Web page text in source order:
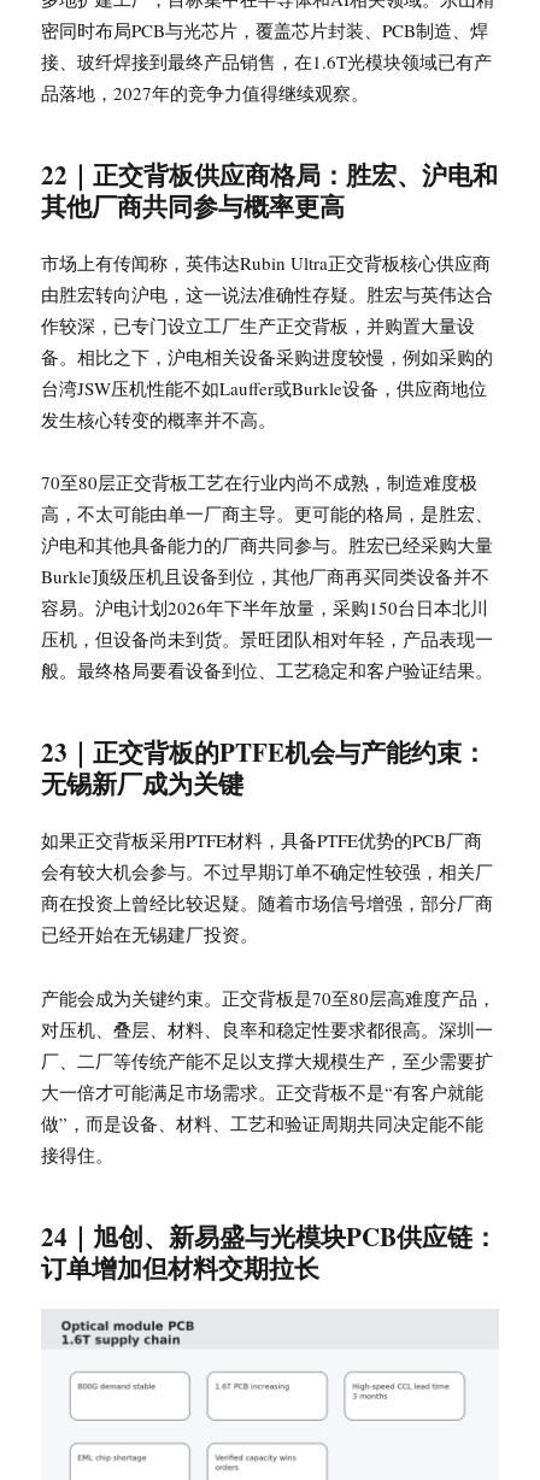
密同时布局PCB与光芯片，覆盖芯片封装、PCB制造、焊
接、玻纤焊接到最终产品销售，在1.6T光模块领域已有产
品落地，2027年的竞争力值得继续观察。
22｜正交背板供应商格局：胜宏、沪电和
其他厂商共同参与概率更高
市场上有传闻称，英伟达Rubin Ultra正交背板核心供应商
由胜宏转向沪电，这一说法准确性存疑。胜宏与英伟达合
作较深，已专门设立工厂生产正交背板，并购置大量设
备。相比之下，沪电相关设备采购进度较慢，例如采购的
台湾JSW压机性能不如Lauffer或Burkle设备，供应商地位
发生核心转变的概率并不高。
70至80层正交背板工艺在行业内尚不成熟，制造难度极
高，不太可能由单一厂商主导。更可能的格局，是胜宏、
沪电和其他具备能力的厂商共同参与。胜宏已经采购大量
Burkle顶级压机且设备到位，其他厂商再买同类设备并不
容易。沪电计划2026年下半年放量，采购150台日本北川
压机，但设备尚未到货。景旺团队相对年轻，产品表现一
般。最终格局要看设备到位、工艺稳定和客户验证结果。
23｜正交背板的PTFE机会与产能约束：
无锡新厂成为关键
如果正交背板采用PTFE材料，具备PTFE优势的PCB厂商
会有较大机会参与。不过早期订单不确定性较强，相关厂
商在投资上曾经比较迟疑。随着市场信号增强，部分厂商
已经开始在无锡建厂投资。
产能会成为关键约束。正交背板是70至80层高难度产品，
对压机、叠层、材料、良率和稳定性要求都很高。深圳一
厂、二厂等传统产能不足以支撑大规模生产，至少需要扩
大一倍才可能满足市场需求。正交背板不是“有客户就能
做”，而是设备、材料、工艺和验证周期共同决定能不能
接得住。
24｜旭创、新易盛与光模块PCB供应链：
订单增加但材料交期拉长